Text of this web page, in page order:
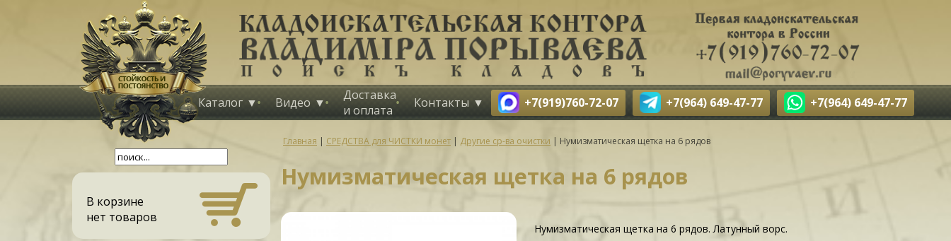
Каталог Видео
Доставка
и оплата
Контакты +7(919)760-72-07 +7(964) 649-47-77 +7(964) 649-47-77
В корзине
нет товаров
Главная | СРЕДСТВА для ЧИСТКИ монет | Другие ср-ва очистки | Нумизматическая щетка на 6 рядов
Нумизматическая щетка на 6 рядов
Нумизматическая щетка на 6 рядов. Латунный ворс.